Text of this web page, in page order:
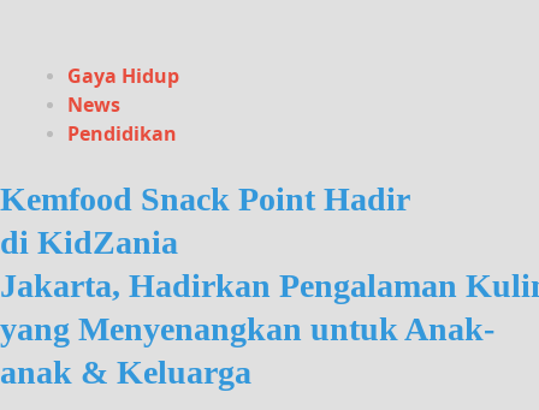
Gaya Hidup
News
Pendidikan
Kemfood Snack Point Hadir
di KidZania
Jakarta, Hadirkan Pengalaman
yang Menyenangkan untuk Anak-
anak & Keluarga